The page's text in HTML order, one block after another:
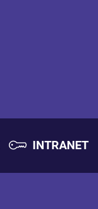
INTRANET